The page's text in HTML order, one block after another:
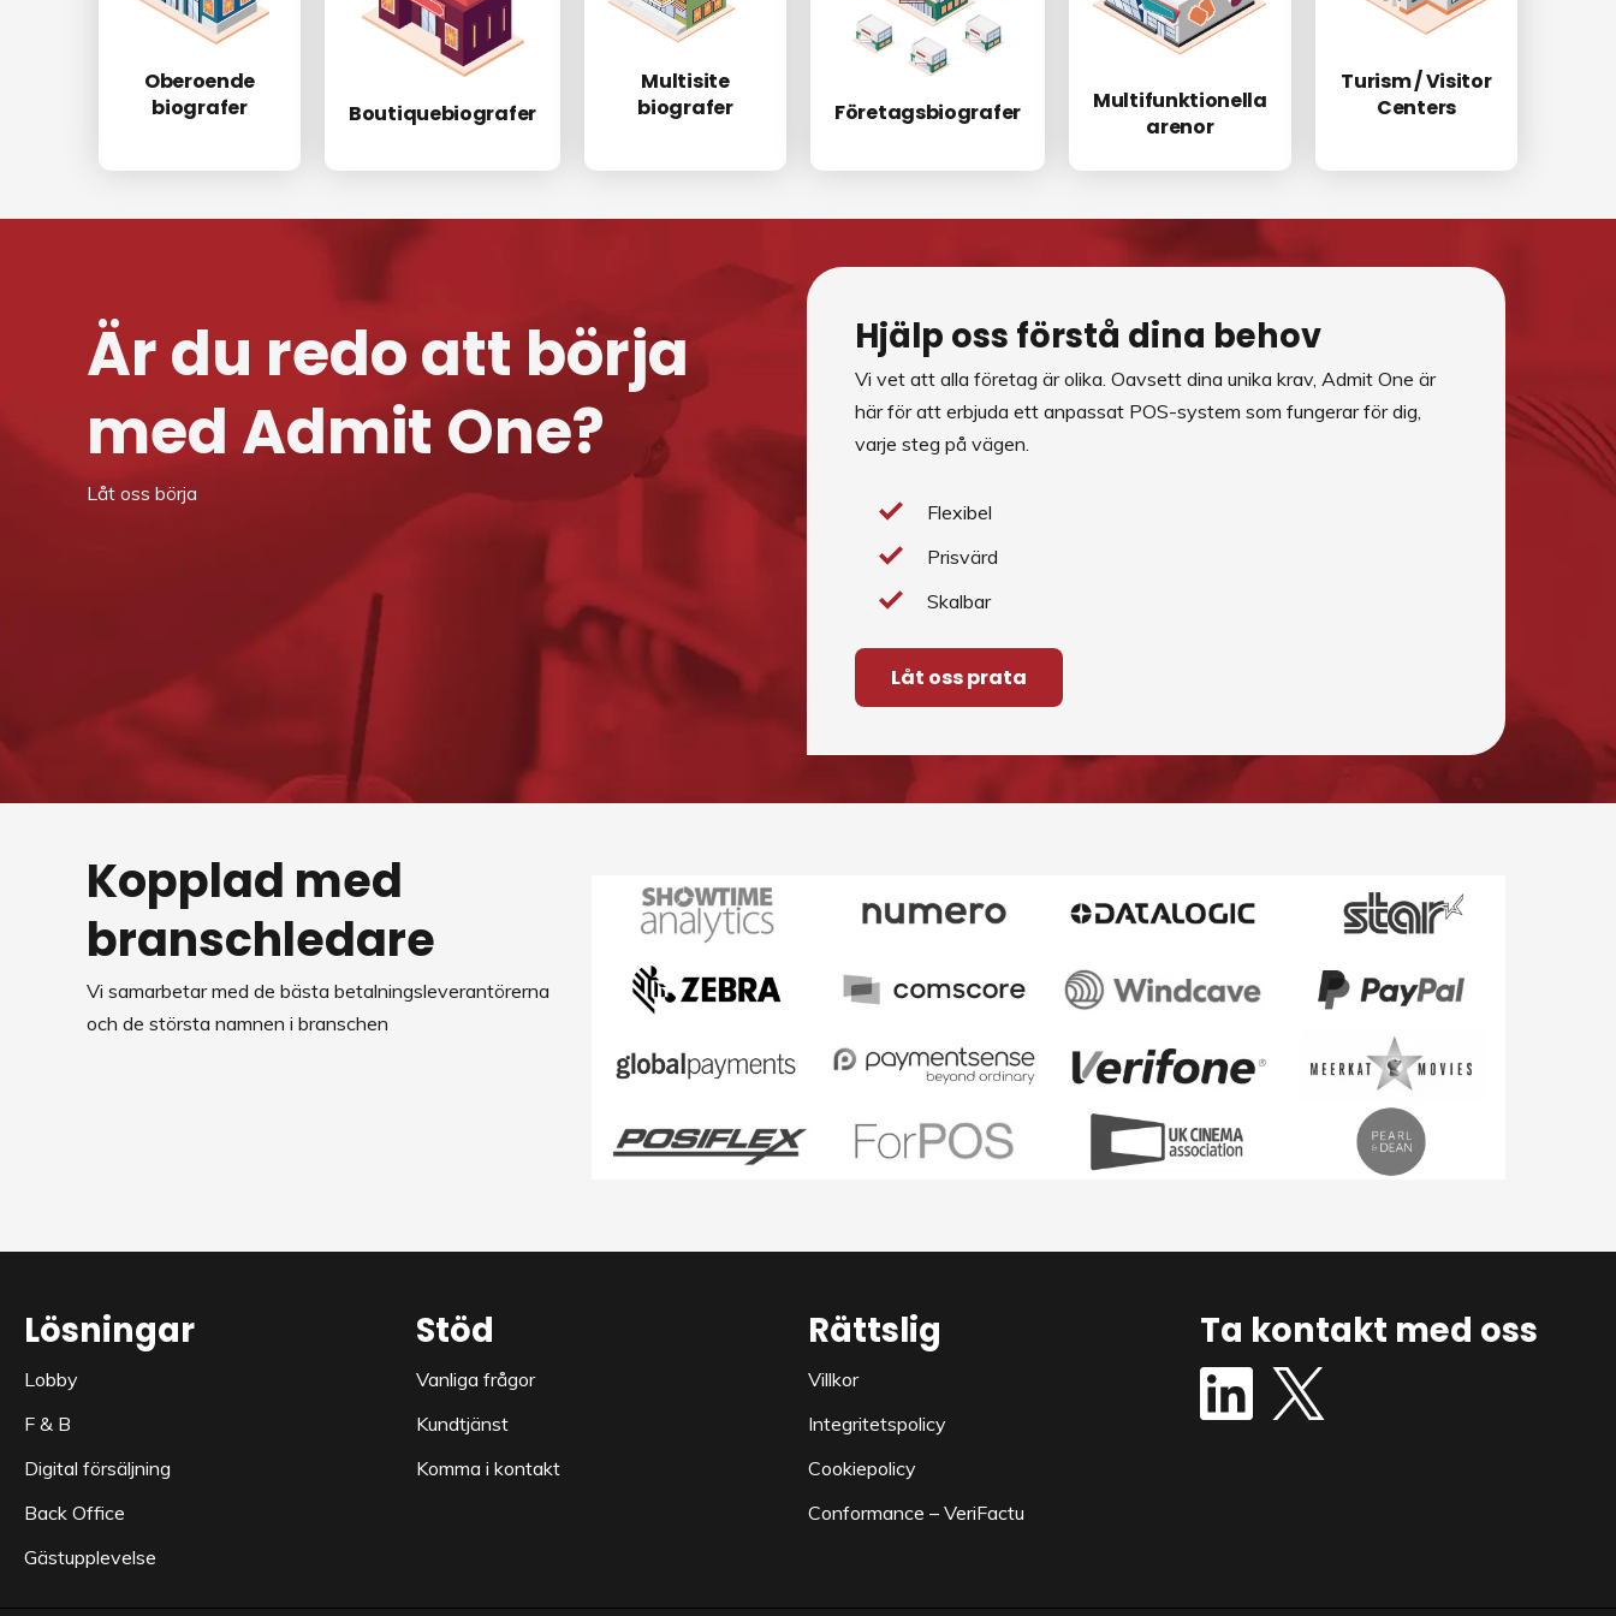
Oberoende
biografer
Boutiquebiografer
Multisite
biografer
Företagsbiografer
Multifunktionella
arenor
Turism / Visitor
Centers
Är du redo att börja
med Admit One?
Låt oss börja
Hjälp oss förstå dina behov
Vi vet att alla företag är olika. Oavsett dina unika krav, Admit One är
här för att erbjuda ett anpassat POS-system som fungerar för dig,
varje steg på vägen.
Flexibel
Prisvärd
Skalbar
Låt oss prata
Kopplad med
branschledare
Vi samarbetar med de bästa betalningsleverantörerna
och de största namnen i branschen
Lösningar
Lobby
F & B
Digital försäljning
Back Office
Gästupplevelse
Stöd
Vanliga frågor
Kundtjänst
Komma i kontakt
Rättslig
Villkor
Integritetspolicy
Cookiepolicy
Conformance – VeriFactu
Ta kontakt med oss